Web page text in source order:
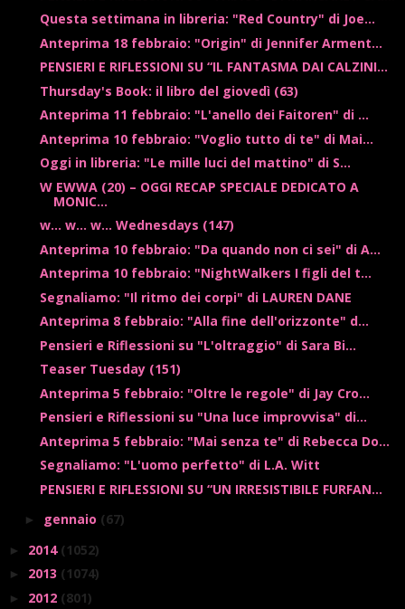
Questa settimana in libreria: "Red Country" di Joe...
Anteprima 18 febbraio: "Origin" di Jennifer Arment...
PENSIERI E RIFLESSIONI SU “IL FANTASMA DAI CALZINI...
Thursday's Book: il libro del giovedì (63)
Anteprima 11 febbraio: "L'anello dei Faitoren" di ...
Anteprima 10 febbraio: "Voglio tutto di te" di Mai...
Oggi in libreria: "Le mille luci del mattino" di S...
W EWWA (20) – OGGI RECAP SPECIALE DEDICATO A
MONIC...
w... w... w... Wednesdays (147)
Anteprima 10 febbraio: "Da quando non ci sei" di A...
Anteprima 10 febbraio: "NightWalkers I figli del t...
Segnaliamo: "Il ritmo dei corpi" di LAUREN DANE
Anteprima 8 febbraio: "Alla fine dell'orizzonte" d...
Pensieri e Riflessioni su "L'oltraggio" di Sara Bi...
Teaser Tuesday (151)
Anteprima 5 febbraio: "Oltre le regole" di Jay Cro...
Pensieri e Riflessioni su "Una luce improvvisa" di...
Anteprima 5 febbraio: "Mai senza te" di Rebecca Do...
Segnaliamo: "L'uomo perfetto" di L.A. Witt
PENSIERI E RIFLESSIONI SU “UN IRRESISTIBILE FURFAN...
► gennaio (67)
► 2014 (1052)
► 2013 (1074)
► 2012 (801)